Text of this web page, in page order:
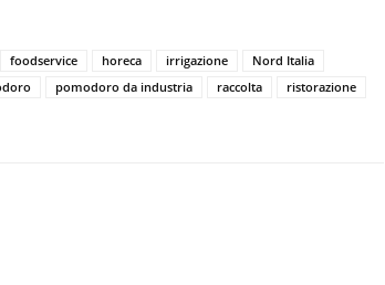
foodservice horeca irrigazione
Nord Italia
pomodoro da industria raccolta
ristorazione